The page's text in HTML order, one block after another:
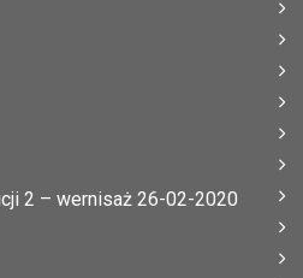
2 – wernisaż 26-02-2020